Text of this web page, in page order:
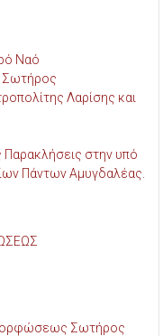
Ναό
Λαρίσης και
Παρακλήσεις στην υπό
Πάντων Αμυγδαλέας.
Σωτήρος